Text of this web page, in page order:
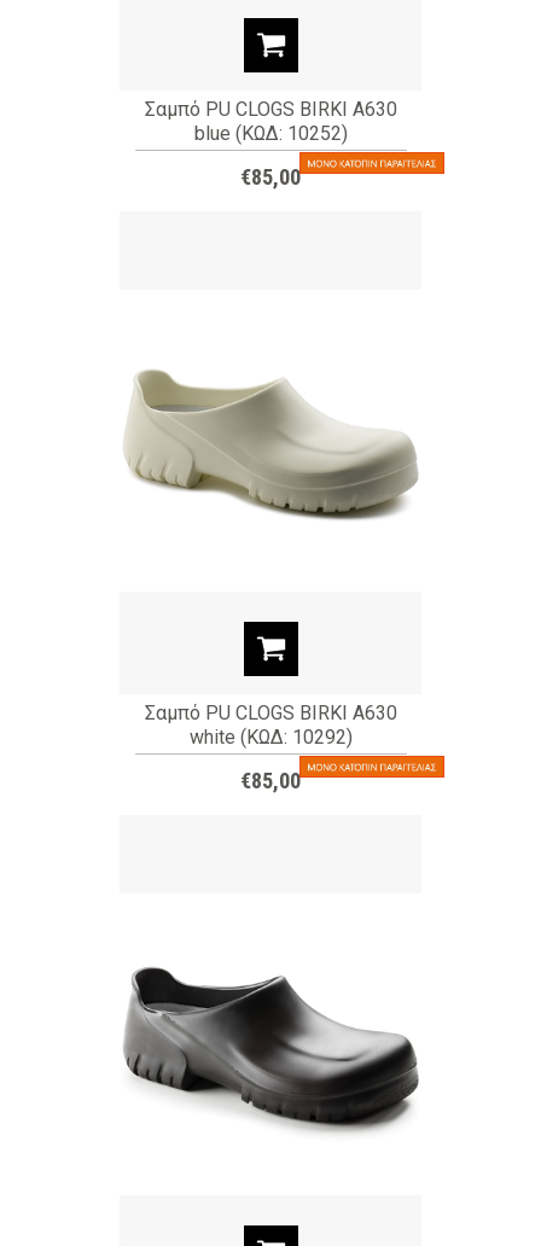
Σαμπό PU CLOGS BIRKI A630
blue (ΚΩΔ: 10252)
€85,00
Σαμπό PU CLOGS BIRKI A630
white (ΚΩΔ: 10292)
€85,00